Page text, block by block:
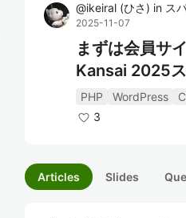
@ikeiral (ひさ) in ス
2025-11-07
まずは会員サ
Kansai 2025
PHP WordPress
3
Articles Slides